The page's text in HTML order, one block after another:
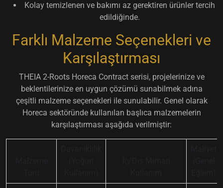
Kolay temizlenen ve bakımı az gerektiren ürünler tercih
edildiğinde.
Farklı Malzeme Seçenekleri ve
Karşılaştırması
THEIA 2-Roots Horeca Contract serisi, projelerinize ve
beklentilerinize en uygun çözümü sunabilmek adına
çeşitli malzeme seçenekleri ile sunulabilir. Genel olarak
Horeca sektöründe kullanılan başlıca malzemelerin
karşılaştırması aşağıda verilmiştir: